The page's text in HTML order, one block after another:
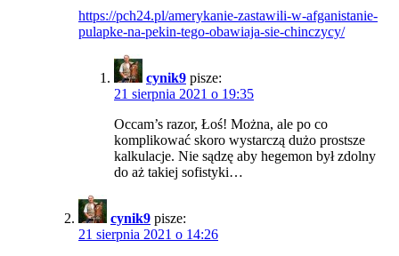
https://pch24.pl/amerykanie-zastawili-w-afganistanie-
pulapke-na-pekin-tego-obawiaja-sie-chinczycy/
cynik9 pisze:
21 sierpnia 2021 o 19:35
Occam’s razor, Łoś! Można, ale po co
komplikować skoro wystarczą dużo prostsze
kalkulacje. Nie sądzę aby hegemon był zdolny
do aż takiej sofistyki…
cynik9 pisze:
21 sierpnia 2021 o 14:26